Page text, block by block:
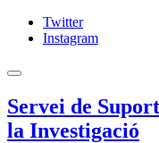
Twitter
Instagram
Servei de
la Investigació